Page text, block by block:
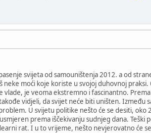
svijeta od samouništenja 2012. a od
moći koje koriste u svojoj duhovnoj
je veoma ekstremno i fascinantno.
vidjeli, da svijet neće biti uništen. Između
U svijetu politike nešto će se desiti,
prema iščekivanju sudnjeg dana. Teški
rat. I u to vrijeme, nešto nevjerovatno će